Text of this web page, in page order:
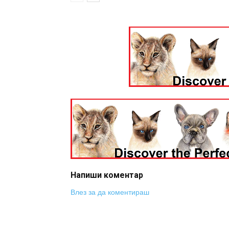
Напиши коментар
Влез за да коментираш